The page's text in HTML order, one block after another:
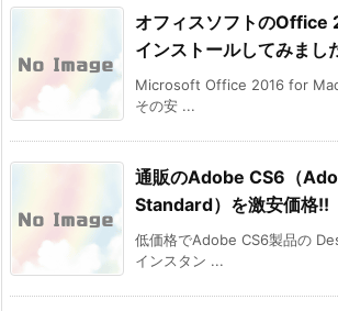
オフィスソフトの
インストールしてみまし
Microsoft Office 2016 for Mac
その安 ...
通販のAdobe CS6（
Standard）を激安価格!!
低価格でAdobe CS6製品の
インスタン ...